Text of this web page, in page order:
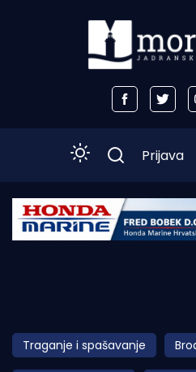
Početna
Obala
Otoci
Prijava
Traganje i spašavanje